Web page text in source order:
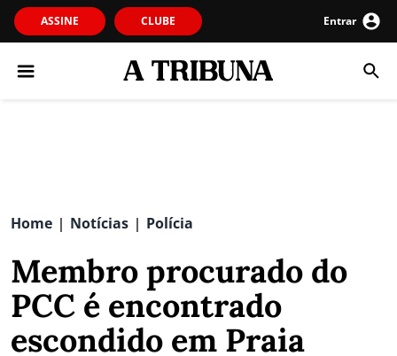
ASSINE CLUBE Entrar
Home | Notícias | Polícia
Membro procurado do
PCC é encontrado
escondido em Praia